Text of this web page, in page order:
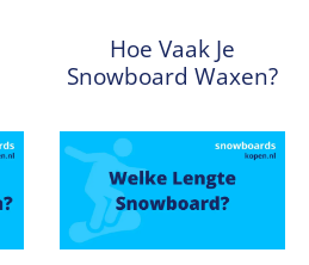
Hoe Vaak Je
Snowboard Waxen?